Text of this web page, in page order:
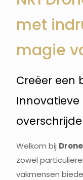
met
magie
Creëer een
Welkom bij
zowel
vakmensen